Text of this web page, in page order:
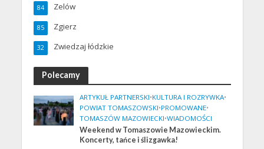
Zelów
84
Zgierz
85
Zwiedzaj łódzkie
32
Polecamy
ARTYKUŁ PARTNERSKI•KULTURA I ROZRYWKA•
POWIAT TOMASZOWSKI•PROMOWANE•
TOMASZÓW MAZOWIECKI•WIADOMOŚCI
Weekend w Tomaszowie Mazowieckim.
Koncerty, tańce i ślizgawka!